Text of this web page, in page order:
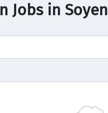
Jobs in Soyen